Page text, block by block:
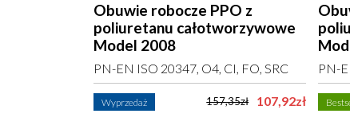
Obuwie robocze PPO z
poliuretanu całotworzywowe
Model 2008
PN-EN ISO 20347, O4, CI, FO, SRC
Wyprzedaż 157,35zł 107,92zł
PN-